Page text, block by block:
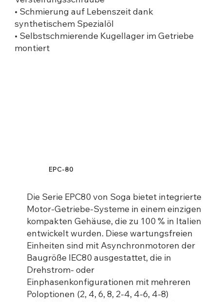
• Schmierung auf Lebenszeit dank
synthetischem Spezialöl
• Selbstschmierende Kugellager im Getriebe
montiert
EPC-80
Die Serie EPC80 von Soga bietet integrierte
Motor-Getriebe-Systeme in einem einzigen
kompakten Gehäuse, die zu 100 % in Italien
entwickelt wurden. Diese wartungsfreien
Einheiten sind mit Asynchronmotoren der
Baugröße IEC80 ausgestattet, die in
Drehstrom- oder
Einphasenkonfigurationen mit mehreren
Poloptionen (2, 4, 6, 8, 2-4, 4-6, 4-8)